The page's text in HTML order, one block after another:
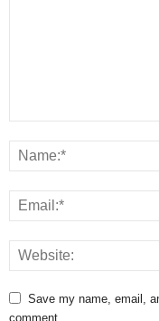
Save my name, email,
comment.